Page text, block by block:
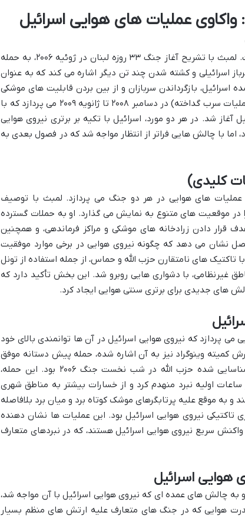
عملیات های هوایی اسرائیل
فصل اول کتاب، زمینه ساز درک تحولات بعدی است. لمبث با تشریح آغاز جنگ ۳۳ روزه لبنان در ژوئیه ۲۰۰۶، به حمله
اسرائیلی و کشته شدن چند تن دیگر اشاره می کند که به عنوان
اسرائیل، بازگرداندن سربازان و از بین بردن قابلیت های موشکی
حزب الله بود. سپس، لمبث به جنگ ۲۲ روزه غزه (عملیات سرب گداخته) در دسامبر ۲۰۰۸ تا ژانویه ۲۰۰۹ می پردازد که با
شد. در هر دو مورد، اسرائیل با تکیه بر برتری نیروی هوایی
اما با چالش هایی فراتر از انتظار مواجه شد که در فصول بعدی به
های هوایی در هر دو جنگ می پردازد. لمبث با توصیف
در موقعیت های متنوع به نمایش می گذارد. او به حملات گسترده
قرار دادن زرادخانه های موشکی و مراکز فرماندهی، و همچنین
نشان می دهد که چگونه نیروی هوایی در برخی موارد موفقیت
تاکتیک های نامتقارن حزب الله و حماس، از جمله استفاده از تونل
غیرنظامی، با دشواری هایی روبرو شد. این بخش تأکید دارد که
های جدیدی برای برتری سنتی هوایی ایجاد کرد.
پردازد که نیروی هوایی اسرائیل در آن ها توانمندی بالای خود
کمیته وینوگراد نیز به آن اشاره شده، حمله پیش دستانه موفق
نیروی هوایی اسرائیل به موشک های میان برد شناسایی شده حزب الله در شب نخست جنگ ۲۰۰۶ بود. این حمله،
اولیه نبرد منهدم کرد و از خسارات بیشتر به مناطق شهری
به موقع علیه پرتابگرهای موشک کوتاه برد و میان برد بلافاصله
تاکتیکی نیروی هوایی اسرائیل بود. این عملیات ها نشان دهنده
سریع نیروی هوایی اسرائیل هستند، که در نبردهای متعارف
چالش های عمده ای که نیروی هوایی اسرائیل با آن مواجه شد،
هوایی که در جنگ های متعارف علیه ارتش های منظم بسیار